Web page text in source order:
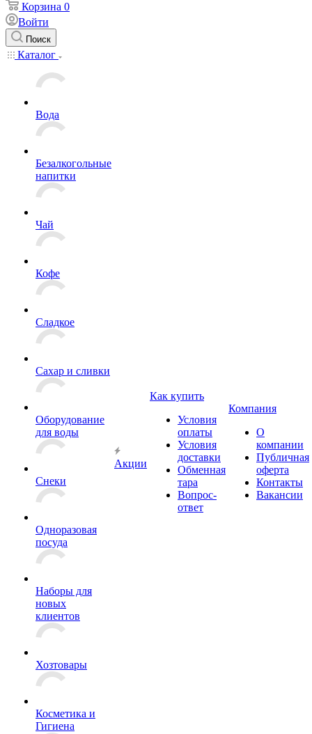
Корзина 0
Войти
Поиск
Каталог
Вода
Безалкогольные
напитки
Чай
Кофе
Сладкое
Сахар и сливки
Оборудование
для воды
Снеки
Одноразовая
посуда
Наборы для
новых
клиентов
Хозтовары
Косметика и
Гигиена
Акции
Как купить
Условия
оплаты
Условия
доставки
Обменная
тара
Вопрос-
ответ
Компания
О
компании
Публичная
оферта
Контакты
Вакансии